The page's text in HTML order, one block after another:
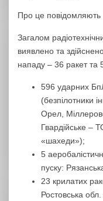
Про це повідомляють
Загалом
виявлено та
нападу – 36 ракет та
596 ударних
(безпілотники
Орел,
Гвардійське –
«шахеди»);
5
пуску:
23 крилатих
Ростовська